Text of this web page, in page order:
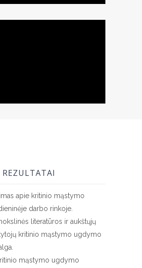
REZULTATAI
apie kritinio mąstymo
darbo rinkoje.
literatūros ir aukštųjų
kritinio mąstymo ugdymo
mąstymo ugdymo